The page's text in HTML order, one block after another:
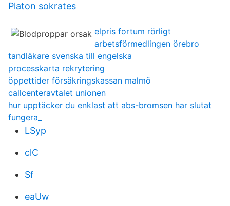
Platon sokrates
elpris fortum rörligt
arbetsförmedlingen örebro
tandläkare svenska till engelska
processkarta rekrytering
öppettider försäkringskassan malmö
callcenteravtalet unionen
hur upptäcker du enklast att abs-bromsen har slutat
fungera_
LSyp
clC
Sf
eaUw